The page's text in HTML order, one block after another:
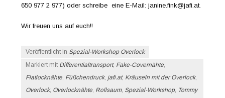
650 977 2 977) oder schreibe eine E-Mail: janine.fink@jafi.at.
Wir freuen uns auf euch!!
Veröffentlicht in Spezial-Workshop Overlock
Markiert mit Differentialtransport, Fake-Covernähte
Flatlocknähte Füßchendruck, jafi.at, Kräuseln mit der Overlock,
Overlock, Overlocknähte Rollsaum, Spezial-Workshop, Tommy